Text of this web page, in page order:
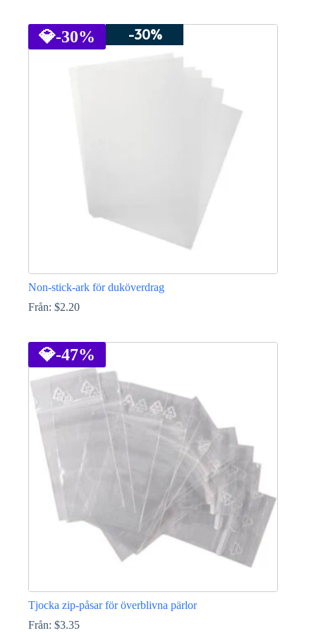
produkten
har
💎-30% -30%
Non-stick-ark för duköverdrag
Från: $2.20
produkten
har
flera
varianter.
olika
alternativen
kan
väljas
produktsidan
💎-47%
Tjocka zip-påsar för överblivna pärlor
Från: $3.35